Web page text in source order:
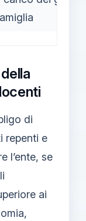
di
repenti e
l’ente, se
ai